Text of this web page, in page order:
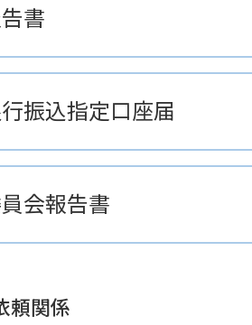
書
振込指定口座届
会報告書
頼関係